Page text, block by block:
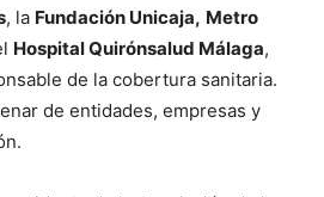
, la Fundación Unicaja, Metro
Hospital Quirónsalud Málaga,
de la cobertura sanitaria.
de entidades, empresas y